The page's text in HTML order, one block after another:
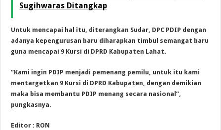
Sugihwaras Ditangkap
Untuk mencapai hal itu, diterangkan Sudar, DPC PDIP dengan
adanya kepengurusan baru diharapkan timbul semangat baru
guna mencapai 9 Kursi di DPRD Kabupaten Lahat.
“Kami ingin PDIP menjadi pemenang pemilu, untuk itu kami
mentargetkan 9 Kursi di DPRD Kabupaten, dengan demikian
maka bisa membantu PDIP menang secara nasional”,
pungkasnya.
Editor : RON